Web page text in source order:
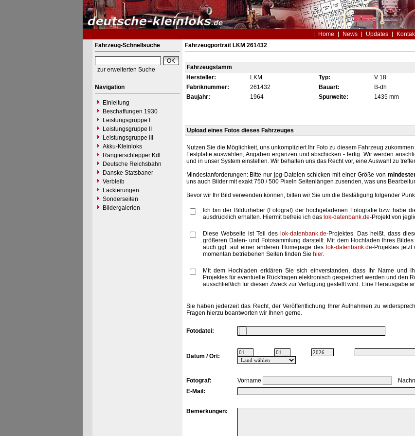
Home News Updates
Fahrzeug-Schnellsuche
zur erweiterten Suche
Navigation
Einleitung
Beschaffungen 1930
Leistungsgruppe I
Leistungsgruppe II
Leistungsgruppe III
Akku-Kleinloks
Rangierschlepper Kdl
Deutsche Reichsbahn
Danske Statsbaner
Verbleib
Lackierungen
Sonderseiten
Bildergalerien
Fahrzeugportrait LKM 261432
Fahrzeugstamm
Hersteller:
LKM Typ: V 18
Fabriknummer:
261432 Bauart: B-dh
Baujahr:
1964 Spurweite: 1435 mm
Upload eines Fotos dieses Fahrzeuges
Nutzen Sie die Möglichkeit, uns unkompliziert Ihr Foto zu diesem Fahrzeug
Festplatte auswählen, Angaben ergänzen und abschicken - fertig. Wir werden
und in unser System einstellen. Wir behalten uns das Recht vor, eine Auswahl zu
Mindestanforderungen: Bitte nur jpg-Dateien schicken mit einer Größe von
uns auch Bilder mit exakt 750 / 500 Pixeln Seitenlängen zusenden, was uns
Bevor wir Ihr Bild verwenden können, bitten wir Sie um die Bestätigung folgender
Ich bin der Bildurheber (Fotograf) der hochgeladenen Fotografie bzw. habe
ausdrücklich erhalten. Hiermit befreie ich das lok-datenbank.de-Projekt von
Diese Webseite ist Teil des lok-datenbank.de-Projektes. Das heißt, dass
größeren Daten- und Fotosammlung darstellt. Mit dem Hochladen Ihres
auch ggf. auf einer anderen Homepage des lok-datenbank.de-Projektes
momentan betriebenen Seiten finden Sie hier.
Mit dem Hochladen erklären Sie sich einverstanden, dass Ihr Name und
Projektes für eventuelle Rückfragen elektronisch gespeichert werden und den
ausschließlich für diesen Zweck zur Verfügung gestellt wird. Eine Herausgabe
Sie haben jederzeit das Recht, der Veröffentlichung Ihrer Aufnahmen zu
Fragen hierzu beantworten wir Ihnen gerne.
Fotodatei:
Datum / Ort:
Fotograf: Vorname
E-Mail:
Bemerkungen: